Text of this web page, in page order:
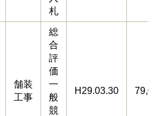
札
舗装
工事
総
合
評
価
一
般
競
H29.03.30